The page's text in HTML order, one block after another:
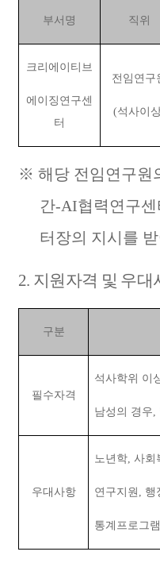
부서명 직위
크리에이티브
에이징연구센
터
전임연구
(석사이
※ 해당 전임연구원
간-AI협력연구
터장의 지시를
2. 지원자격 및 우대
구분
필수자격
석사학위 이
남성의 경우,
우대사항
노년학, 사회
연구지원 , 행
통계프로그램